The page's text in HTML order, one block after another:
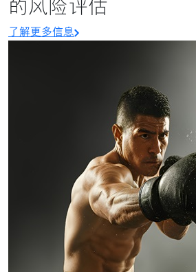
的风险评估
了解更多信息